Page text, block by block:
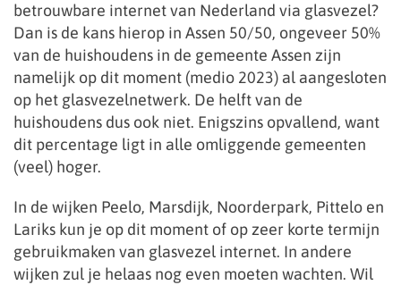
betrouwbare internet van Nederland via glasvezel?
Dan is de kans hierop in Assen 50/50, ongeveer 50%
van de huishoudens in de gemeente Assen zijn
namelijk op dit moment (medio 2023) al aangesloten
op het glasvezelnetwerk. De helft van de
huishoudens dus ook niet. Enigszins opvallend, want
dit percentage ligt in alle omliggende gemeenten
(veel) hoger.
In de wijken Peelo, Marsdijk, Noorderpark, Pittelo en
Lariks kun je op dit moment of op zeer korte termijn
gebruikmaken van glasvezel internet. In andere
wijken zul je helaas nog even moeten wachten. Wil